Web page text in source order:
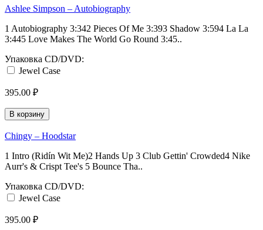
Ashlee Simpson ‎– Autobiography
1 Autobiography 3:342 Pieces Of Me 3:393 Shadow 3:594 La La
3:445 Love Makes The World Go Round 3:45..
Упаковка CD/DVD:
Jewel Case
395.00 ₽
В корзину
Chingy ‎– Hoodstar
1 Intro (Ridín Wit Me)2 Hands Up 3 Club Gettin' Crowded4 Nike
Aurr's & Crispt Tee's 5 Bounce Tha..
Упаковка CD/DVD:
Jewel Case
395.00 ₽